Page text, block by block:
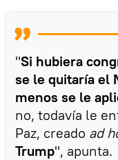
"Si hubiera
se le quitaría el
menos se le
no, todavía le
Paz, creado ad
Trump", apunta.